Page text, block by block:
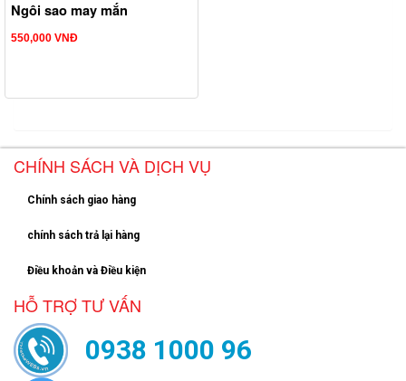
Ngôi sao may mắn
550,000 VNĐ
CHÍNH SÁCH VÀ DỊCH VỤ
Chính sách giao hàng
chính sách trả lại hàng
Điều khoản và Điều kiện
HỖ TRỢ TƯ VẤN
0938 1000 96